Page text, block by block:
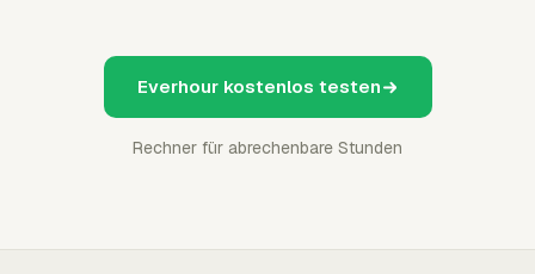
Everhour kostenlos testen
Rechner für abrechenbare Stunden